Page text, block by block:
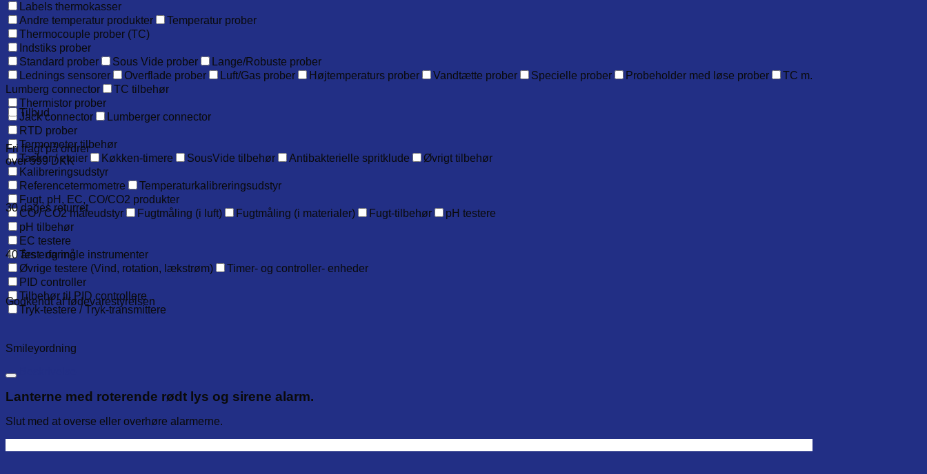
Labels thermokasser
Andre temperatur produkter
Temperatur prober
Thermocouple prober (TC)
Indstiks prober
Standard prober
Sous Vide prober
Lange/Robuste prober
Lednings sensorer
Overflade prober Luft/Gas prober Højtemperaturs prober Vandtætte prober Specielle prober Probeholder med løse prober
TC m.
Lumberg connector
TC tilbehør
Thermistor prober
Jack connector
Lumberger connector
RTD prober
Termometer tilbehør
Tasker / etuier
Køkken-timere SousVide tilbehør Antibakterielle spritklude
Øvrigt tilbehør
Kalibreringsudstyr
Referencetermometre
Temperaturkalibreringsudstyr
Fugt, pH, EC, CO/CO2 produkter
CO / CO2 måleudstyr
Fugtmåling (i luft) Fugtmåling (i materialer) Fugt-tilbehør
pH testere
pH tilbehør
EC testere
Test- og måle instrumenter
Øvrige testere (Vind, rotation, lækstrøm)
Timer- og controller- enheder
PID controller
Tilbehør til PID controllere
Tryk-testere / Tryk-transmittere
Tilbud
Fri fragt på ordrer
over 599 DKK
30 dages returret
40 års erfaring
Godkendt af fødevarestyrelsen
Smileyordning
Lanterne med roterende rødt lys og sirene alarm.
Slut med at overse eller overhøre alarmerne.